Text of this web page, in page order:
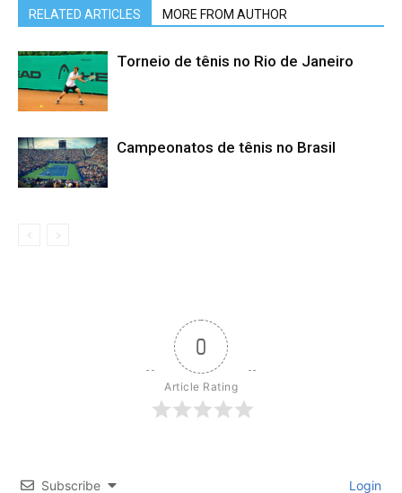
RELATED ARTICLES MORE FROM AUTHOR
Torneio de tênis no Rio de Janeiro
Campeonatos de tênis no Brasil
0
Article Rating
Subscribe Login